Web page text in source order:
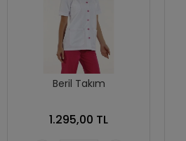
Beril Takım
1.295,00 TL